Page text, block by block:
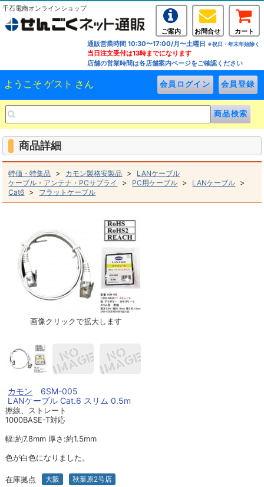
千石電商オンラインショップ
ご案内 お問合せ
カート
通販営業時間 10:30〜17:00/月〜土曜日 ※祝日・年末年始除く
当日注文受付は13時までになります
店舗の営業時間は各店舗案内ページをご確認ください
ようこそ ゲスト さん
商品詳細
特価・特集品 > カモン製格安製品 > LANケーブル
ケーブル・アンテナ・PCサプライ
> PC用ケーブル > LANケーブル >
Cat6 > フラットケーブル
画像クリックで拡大します
カモン 6SM-005
LANケーブル Cat.6 スリム 0.5m
撚線、ストレート
1000BASE-T対応
幅:約7.8mm 厚さ:約1.5mm
色が白色になりました。
在庫拠点 大阪 秋葉原2号店